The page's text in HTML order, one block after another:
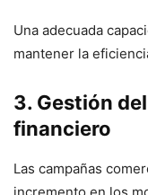
Una adecuada
mantener la
3. Gestión
financiero
Las campañas
incremento en los